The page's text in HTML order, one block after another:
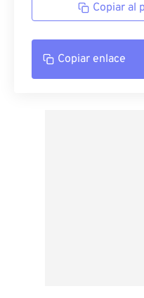
Copiar al
Copiar enlace